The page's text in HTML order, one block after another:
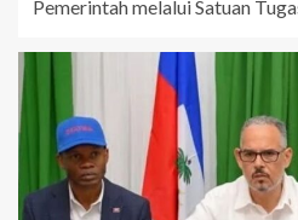
Pemerintah melalui Satuan